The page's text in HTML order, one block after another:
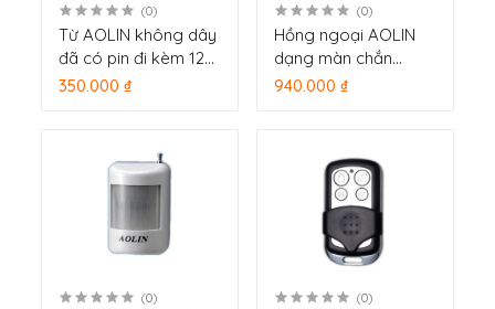
(0)
Từ AOLIN không dây
đã có pin đi kèm 12V
D102AM
350.000 ₫
(0)
Hồng ngoại AOLIN
dạng màn chắn
không dây PIR 416
940.000 ₫
(0) (0)